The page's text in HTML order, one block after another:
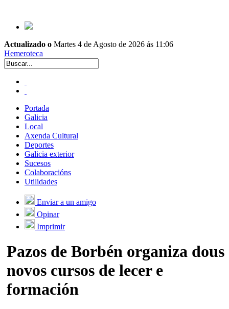
Actualizado o Martes 4 de Agosto de 2026 ás 11:06
Hemeroteca
Portada
Galicia
Local
Axenda Cultural
Deportes
Galicia exterior
Sucesos
Colaboracións
Utilidades
Enviar a un amigo
Opinar
Imprimir
Pazos de Borbén organiza dous
novos cursos de lecer e
formación